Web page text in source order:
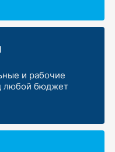
и рабочие
любой бюджет